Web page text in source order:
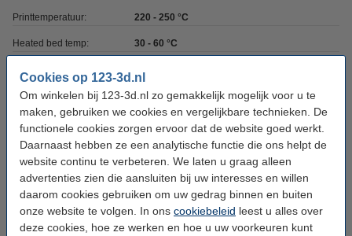
Cookies op 123-3d.nl
Om winkelen bij 123-3d.nl zo gemakkelijk mogelijk voor u te
maken, gebruiken we cookies en vergelijkbare technieken. De
functionele cookies zorgen ervoor dat de website goed werkt.
Daarnaast hebben ze een analytische functie die ons helpt de
website continu te verbeteren. We laten u graag alleen
advertenties zien die aansluiten bij uw interesses en willen
daarom cookies gebruiken om uw gedrag binnen en buiten
onze website te volgen. In ons cookiebeleid leest u alles over
deze cookies, hoe ze werken en hoe u uw voorkeuren kunt
Printtemperatuur: 220 - 250 °C
Heated bed temp: 30 - 60 °C
Rondheid: >95%
Spoel buitendiameter:
Spoel binnendiameter: Ø 5,1 cm
Spoel breedte: 10,5 cm
Ons Artikelnr: DFP02211
Vervangt artikelnr oud: DFE02050